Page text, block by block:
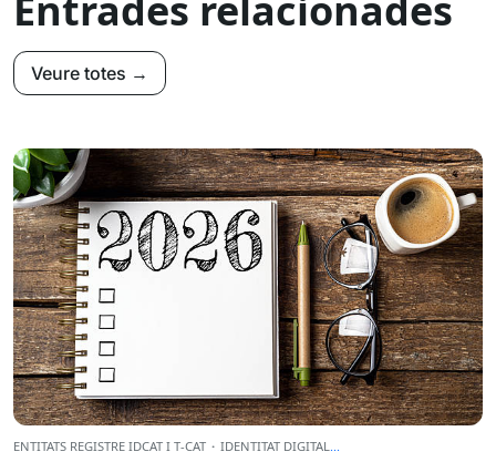
Veure totes →
ENTITATS REGISTRE IDCAT I T-CAT · IDENTITAT DIGITAL